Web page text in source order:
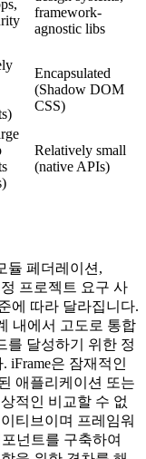
framework-
agnostic libs
Encapsulated
(Shadow DOM
CSS)
Relatively small
(native APIs)
듈 페더레이션,
프로젝트 요구 사
에 따라 달라집니다.
내에서 고도로 통합
를 달성하기 위한 정
iFrame은 잠재적인
애플리케이션 또는
적인 비교할 수 없
티브이며 프레임워
넌트를 구축하여